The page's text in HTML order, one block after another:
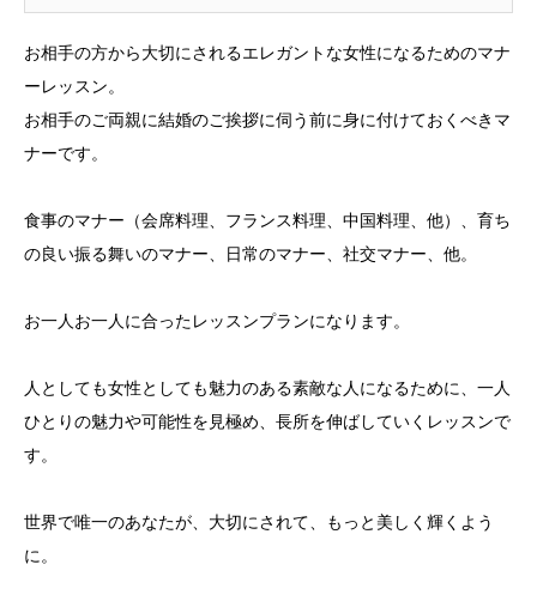
お相手の方から大切にされるエレガントな女性になるためのマナ
ーレッスン。
お相手のご両親に結婚のご挨拶に伺う前に身に付けておくべきマ
ナーです。
食事のマナー（会席料理、フランス料理、中国料理、他）、育ち
の良い振る舞いのマナー、日常のマナー、社交マナー、他。
お一人お一人に合ったレッスンプランになります。
人としても女性としても魅力のある素敵な人になるために、一人
ひとりの魅力や可能性を見極め、長所を伸ばしていくレッスンで
す。
世界で唯一のあなたが、大切にされて、もっと美しく輝くよう
に。